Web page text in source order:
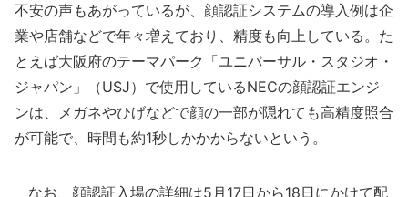
不安の声もあがっているが、顔認証システムの導入例は企
業や店舗などで年々増えており、精度も向上している。た
とえば大阪府のテーマパーク「ユニバーサル・スタジオ・
ジャパン」（USJ）で使用しているNECの顔認証エンジ
ンは、メガネやひげなどで顔の一部が隠れても高精度照合
が可能で、時間も約1秒しかかからないという。
なお、顔認証入場の詳細は5月17日から18日にかけて配